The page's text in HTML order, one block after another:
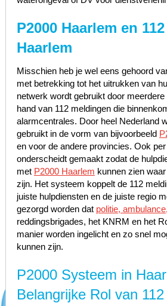
P2000 Haarlem en
Haarlem
Misschien heb je wel eens gehoord
met betrekking tot het uitrukken van
netwerk wordt gebruikt door
hand van 112 meldingen die
alarmcentrales. Door heel Nederland
gebruikt in de vorm van bijvoorbeeld
en voor de andere provincies. Ook
onderscheidt gemaakt zodat de
met P2000 Haarlem kunnen zien
zijn. Het systeem koppelt de 112
juiste hulpdiensten en de juiste regio
gezorgd worden dat politie,
reddingsbrigades, het KNRM en het
manier worden ingelicht en zo snel
kunnen zijn.
P2000 Systeem in
Belangrijke Rol van